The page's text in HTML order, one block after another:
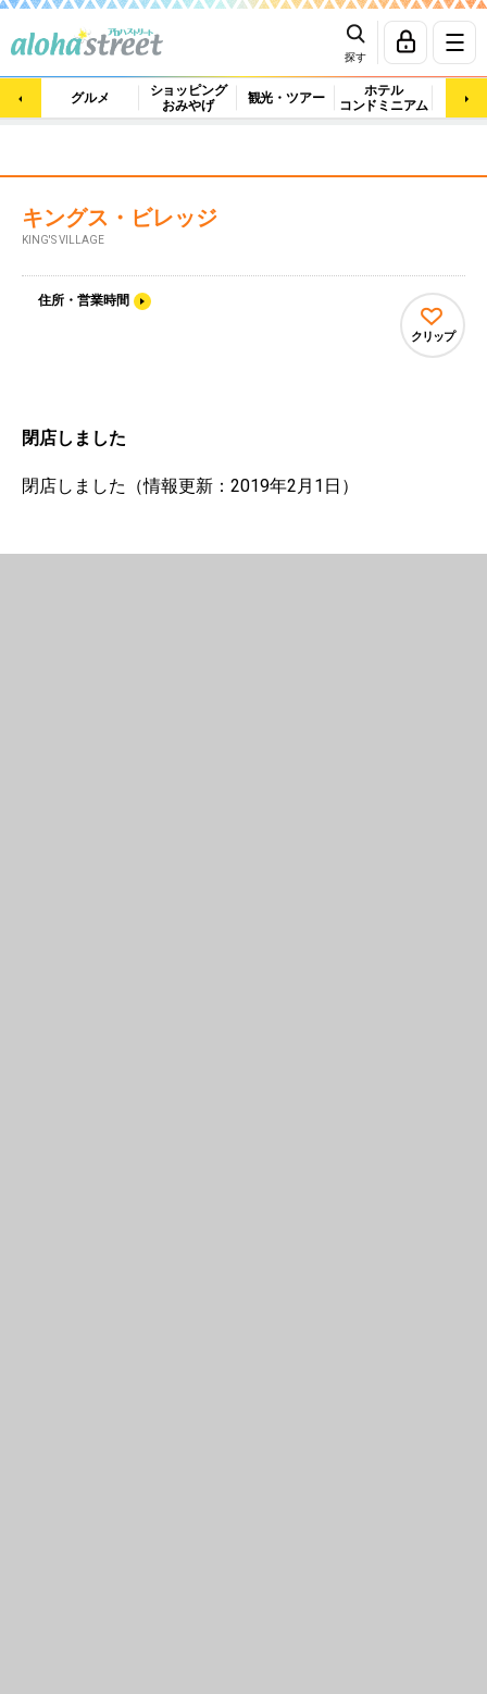
探す
グルメ
ショッピング
おみやげ
観光・ツアー
ホテル
コンドミニアム
マッ
キングス・ビレッジ
KING'S VILLAGE
住所・営業時間
クリップ
閉店しました
閉店しました（情報更新：2019年2月1日）